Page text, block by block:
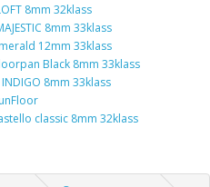
8mm 32klass
8mm 33klass
12mm 33klass
Black 8mm 33klass
8mm 33klass
classic 8mm 32klass